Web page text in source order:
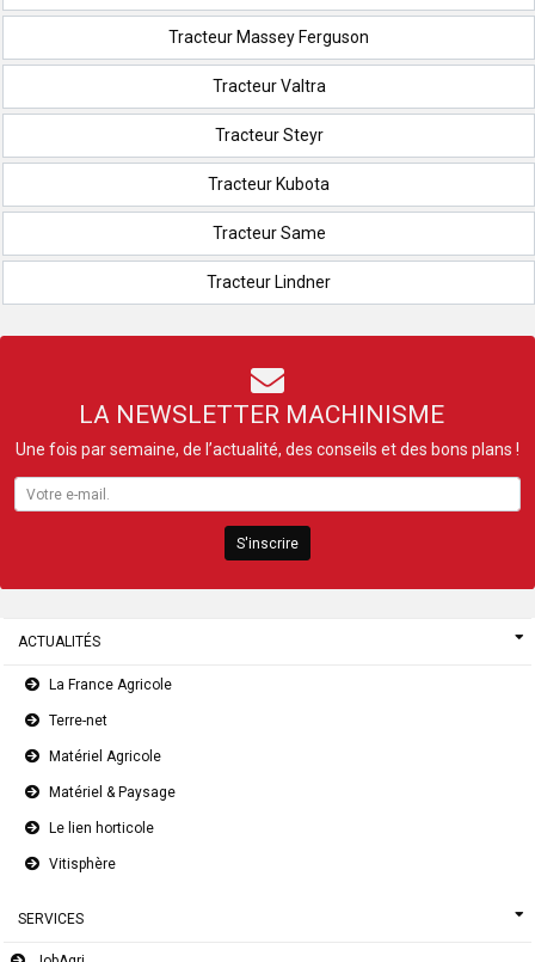
Tracteur Massey Ferguson
Tracteur Valtra
Tracteur Steyr
Tracteur Kubota
Tracteur Same
Tracteur Lindner
LA NEWSLETTER MACHINISME
Une fois par semaine, de l’actualité, des conseils et des bons plans !
S'inscrire
ACTUALITÉS
La France Agricole
Terre-net
Matériel Agricole
Matériel & Paysage
Le lien horticole
Vitisphère
SERVICES